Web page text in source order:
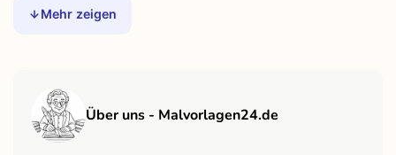
Mehr zeigen
Über uns - Malvorlagen24.de